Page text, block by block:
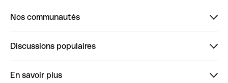
Nos communautés
ClubQonto
Discussions populaires
En savoir plus